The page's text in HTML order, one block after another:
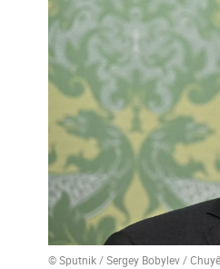
© Sputnik / Sergey Bobylev/